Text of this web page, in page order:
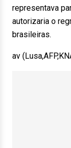
representava
autorizaria o
brasileiras.
av